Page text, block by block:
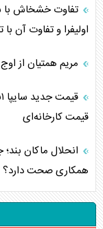
تفاوت خشخاش با
اولیفرا و تفاوت
مریم همتیان از
قیمت کارخانه‌ای
انحلال ماکان
همکاری صحت دارد؟